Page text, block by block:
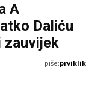
A
Daliću
zauvijek
piše:prviklik